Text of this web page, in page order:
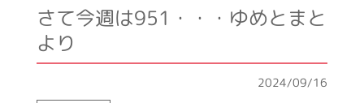
さて今週は951・・・ゆめとまと
より
2024/09/16